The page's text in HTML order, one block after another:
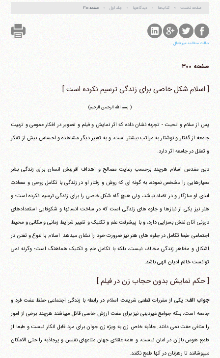
صفحه نخست کتاب‌ها دیدگاهها جلد اول صفحه ۳۰۰
حالت مطالعه غیر فعال
صفحه ۳۰۰
[ اسلام شکل خاصی برای زندگی ترسیم نکرده است ]
( بسم الله الرحمن الرحیم)
پس از سلام و تحیت - تجربه نشان داده که اثر نمایش و فیلم و تصویر در افکار عمومی و تربیت
جامعه از گفتار و نوشتار به مراتب بیشتر است، و به تعبیر دیگر مشاهده و احساس بیش از تفکر
و تعقل در جامعه اثر دارد.
دین مقدس اسلام هرچند برحسب رعایت مصالح و اهداف آفرینش انسان برای زندگی بشر
معیارهایی را مشخص نموده، به گونه ای که روش و رفتار او در زندگی با تکامل روحی و سعادت
ابدی او سازگار و در تضاد نباشد، ولی هیچ گاه شکل خاصی را برای زندگی ترسیم نکرده است؛ و
هنر نیز یکی از نیازها و جلوه های زندگی است که در ساخت انسانها و شکوفایی استعدادهای
درونی آنان نقش بسزایی دارد، و با پیشرفت علم و تکنیک و تغییر شرایط زمانی و مکانی و محیط
اجتماعی طبعا تکامل در جلوه های هنر نیز ضرورت خود را نشان می‎دهد. اسلام با تنوع و تفنن در
اشکال و مظاهر زندگی مخالف نیست، بلکه با تکامل علم و تکنیک هماهنگ است؛ وگرنه نمی
توانست خاتم ادیان الهی باشد.
[ حکم نمایش بدون حجاب زن در فیلم ]
جواب الف: یکی از مقررات قطعی شریعت اسلام در رابطه با زندگی اجتماعی حفظ عفت فرد و
جامعه است، بلکه جوامع غیردینی نیز برای عفت ارزش خاصی قائل می‎باشند هرچند برخی از امور
را منافی عفت نمی دانند. جاذبه خاص زن به ویژه زن جوان برای مرد قابل انکار نیست و طبعا از
طمع هوس بازان در امان نیست، و همه عقلای جهان متاعهای نفیس و پرجاذبه را حتی الامکان
می‎پوشانند تا رهزنان در آنها طمع نکنند.